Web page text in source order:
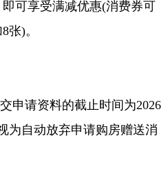
可享受满减优惠(消费券可
张)。
请资料的截止时间为2026
为自动放弃申请购房赠送消